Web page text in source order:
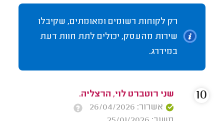
רק לקוחות רשומים ומאומתים, שקיבלו
שירות מהעסק, יכולים לתת חוות דעת
במידרג.
שני רוטברט לוי, הרצליה.
אשרור: 26/04/2026
10